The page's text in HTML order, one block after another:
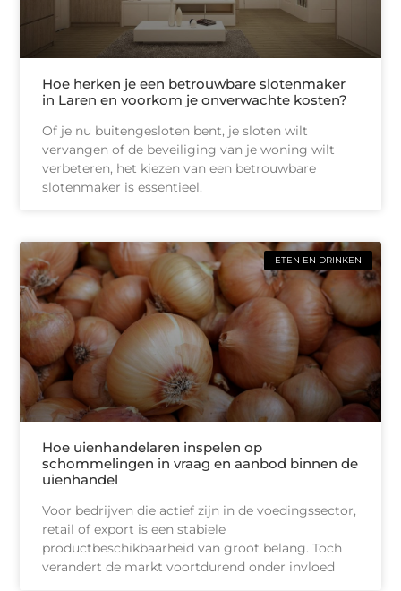
Hoe herken je een betrouwbare slotenmaker
in Laren en voorkom je onverwachte kosten?
Of je nu buitengesloten bent, je sloten wilt
vervangen of de beveiliging van je woning wilt
verbeteren, het kiezen van een betrouwbare
slotenmaker is essentieel.
ETEN EN DRINKEN
Hoe uienhandelaren inspelen op
schommelingen in vraag en aanbod binnen de
uienhandel
Voor bedrijven die actief zijn in de voedingssector,
retail of export is een stabiele
productbeschikbaarheid van groot belang. Toch
verandert de markt voortdurend onder invloed